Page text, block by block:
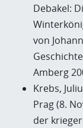
Debakel:
von
Amberg
Krebs,
Prag (8.
der